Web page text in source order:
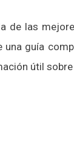
de las
guía
útil